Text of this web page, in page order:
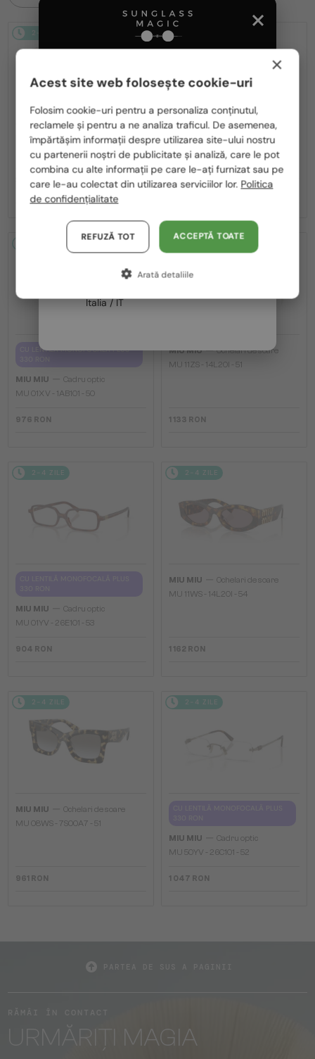
2-4 ZILE
MIU MIU—Ochelari de soare
MU A55S - ​1BC90Q - ​57
1 636 RON
-8%
1 506 RON
MIU MIU—Ochelari de soare
MU 11ZS - 16K01O - 51
1 133 RON
CU LENTILĂ MONOFOCALĂ PLUS
MIU MIU
Cadru optic
MU 01XV - 1AB1O1 - 50
976 RON
MIU MIU—Ochelari de soare
MU 11ZS - 14L20I - 51
1 133 RON
2-4 ZILE
MIU MIU
Cadru optic
MU 01YV - 26E1O1 - 53
904 RON
2-4 ZILE
MIU MIU
Ochelari de soare
MU 11WS - 14L20I - 54
1 162 RON
2-4 ZILE
MIU MIU
Ochelari de soare
MU 08WS - 7S00A7 - 51
961 RON
2-4 ZILE
MIU MIU
Cadru optic
MU 50YV - 26C1O1 - 52
1 047 RON
URMĂRIȚI MAGIA
România / RO
Polska / PL
Magyarország / HU
United Arab Emirates / EN
Austria / AT
Germania / DE
Franța / FR
Italia / IT
×
Acest site web folosește cookie-uri
Folosim cookie-uri pentru a personaliza conținutul,
reclamele și pentru a ne analiza traficul. De asemenea,
împărtășim informații despre utilizarea site-ului nostru
cu partenerii noștri de publicitate și analiză, care le pot
combina cu alte informații pe care le-ați furnizat sau pe
care le-au colectat din utilizarea serviciilor lor. Politica
de confidențialitate
ACCEPTĂ TOATE
REFUZĂ TOT
Arată detaliile